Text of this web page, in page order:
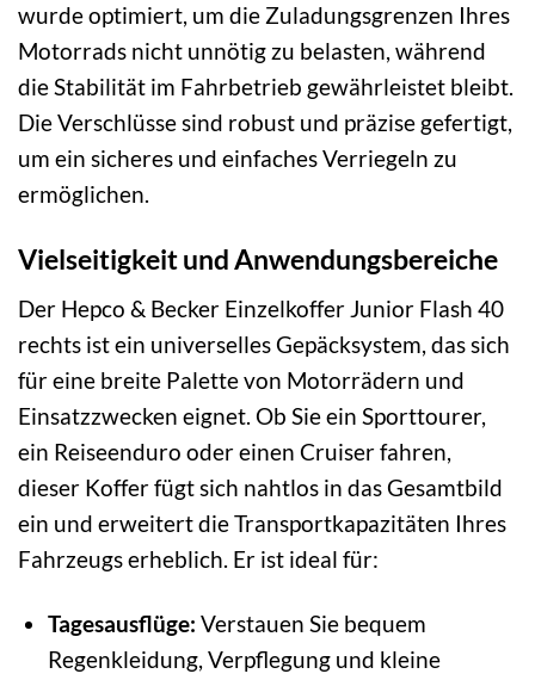
wurde optimiert, um die Zuladungsgrenzen Ihres
Motorrads nicht unnötig zu belasten, während
die Stabilität im Fahrbetrieb gewährleistet bleibt.
Die Verschlüsse sind robust und präzise gefertigt,
um ein sicheres und einfaches Verriegeln zu
ermöglichen.
Vielseitigkeit und Anwendungsbereiche
Der Hepco & Becker Einzelkoffer Junior Flash 40
rechts ist ein universelles Gepäcksystem, das sich
für eine breite Palette von Motorrädern und
Einsatzzwecken eignet. Ob Sie ein Sporttourer,
ein Reiseenduro oder einen Cruiser fahren,
dieser Koffer fügt sich nahtlos in das Gesamtbild
ein und erweitert die Transportkapazitäten Ihres
Fahrzeugs erheblich. Er ist ideal für:
Tagesausflüge: Verstauen Sie bequem
Regenkleidung, Verpflegung und kleine